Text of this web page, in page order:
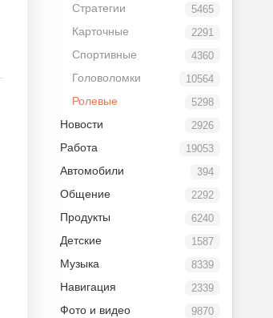
5465
Стратегии
2291
Карточные
4360
Спортивные
10564
Головоломки
5298
Ролевые
2926
Новости
19053
Работа
394
Автомобили
2292
Общение
6240
Продукты
1587
Детские
8339
Музыка
2339
Навигация
9870
Фото и видео